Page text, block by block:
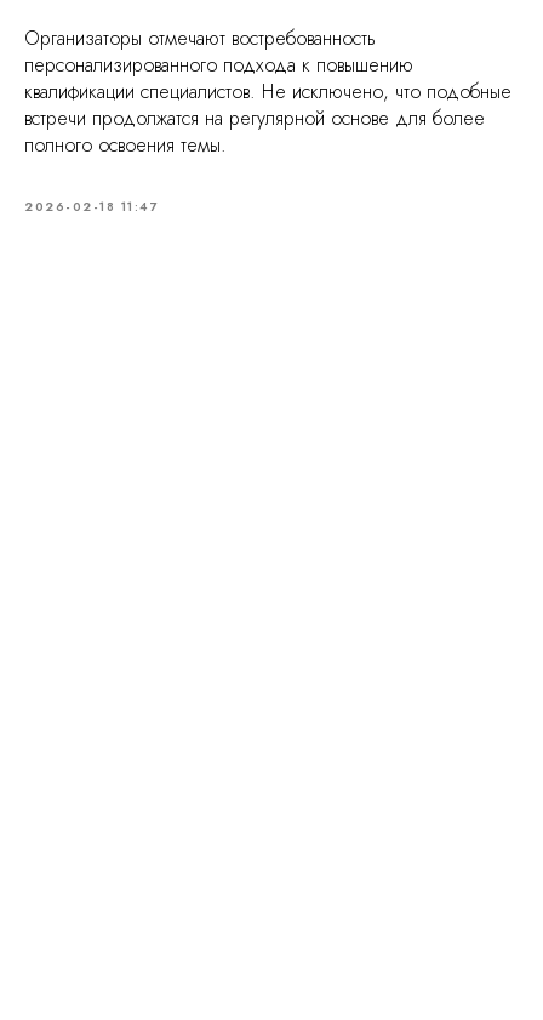
Организаторы отмечают востребованность
персонализированного подхода к повышению
квалификации специалистов. Не исключено, что подобные
встречи продолжатся на регулярной основе для более
полного освоения темы.
2026-02-18 11:47